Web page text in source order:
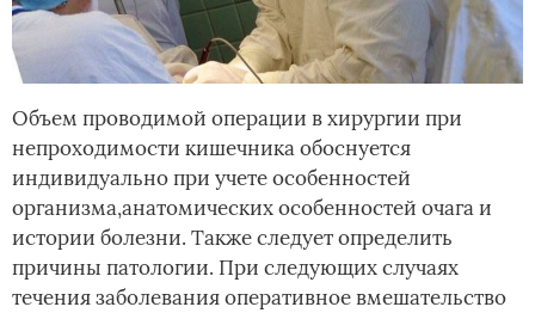
Объем проводимой операции в хирургии при
непроходимости кишечника обоснуется
индивидуально при учете особенностей
организма,анатомических особенностей очага и
истории болезни. Также следует определить
причины патологии. При следующих случаях
течения заболевания оперативное вмешательство